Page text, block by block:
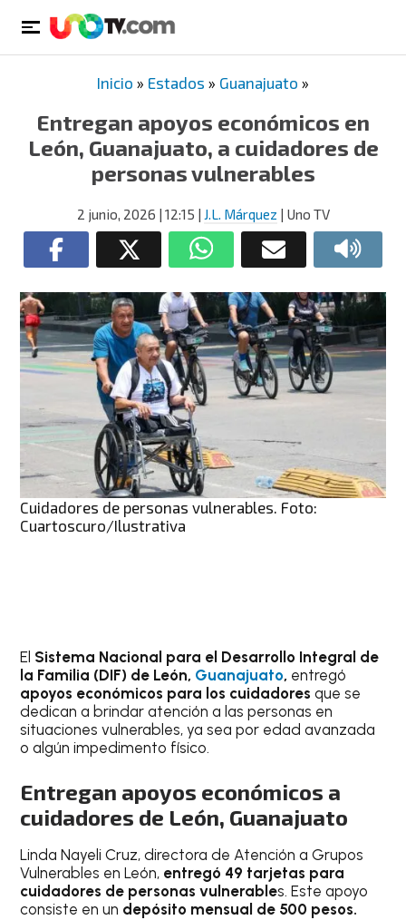
Inicio » Estados » Guanajuato »
Entregan apoyos económicos en
León, Guanajuato, a cuidadores de
personas vulnerables
2 junio, 2026 | 12:15 | J.L. Márquez | Uno TV
Cuidadores de personas vulnerables. Foto:
Cuartoscuro/Ilustrativa
El Sistema Nacional para el Desarrollo Integral de
la Familia (DIF) de León, Guanajuato, entregó
apoyos económicos para los cuidadoresque se
dedican a brindar atención a las personas en
situaciones vulnerables, ya sea por edad avanzada
o algún impedimento físico.
Entregan apoyos económicos a
cuidadores de León, Guanajuato
Linda Nayeli Cruz, directora de Atención a Grupos
Vulnerables en León, entregó 49 tarjetas para
cuidadores de personas vulnerables. Este apoyo
consiste en un depósito mensual de 500 pesos.